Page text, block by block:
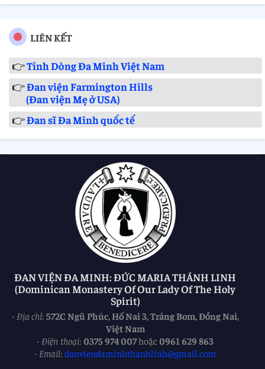
LIÊN KẾT
👉Tỉnh Dòng Đa Minh Việt Nam
👉Đan viện Farmington Hills
(Đan viện Mẹ ở USA)
👉Đan sĩ Đa Minh quốc tế
ĐAN VIỆN ĐA MINH: ĐỨC MARIA THÁNH LINH
(Dominican Monastery Of Our Lady Of The Holy
Spirit)
- Địa chỉ: 572C Ngũ Phúc, Hố Nai 3, Trảng Bom, Đồng Nai,
Việt Nam
- Điện thoại: 0375 974 007hoặc0961 629 863
- Email: danviendaminhthanhlinh@gmail.com